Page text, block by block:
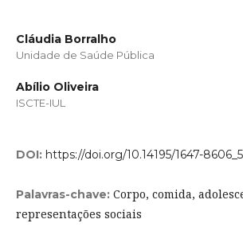
Cláudia Borralho
Unidade de Saúde Pública
Abílio Oliveira
ISCTE-IUL
DOI: https://doi.org/10.14195/1647-
Palavras-chave: Corpo, comida,
representações sociais